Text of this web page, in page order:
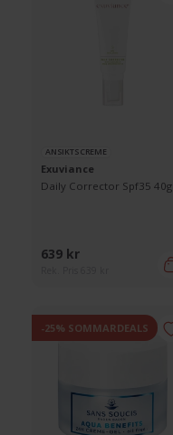
ANSIKTSCREME
Exuviance
Daily Corrector Spf35 40g
639 kr
-25% SOMMARDEALS